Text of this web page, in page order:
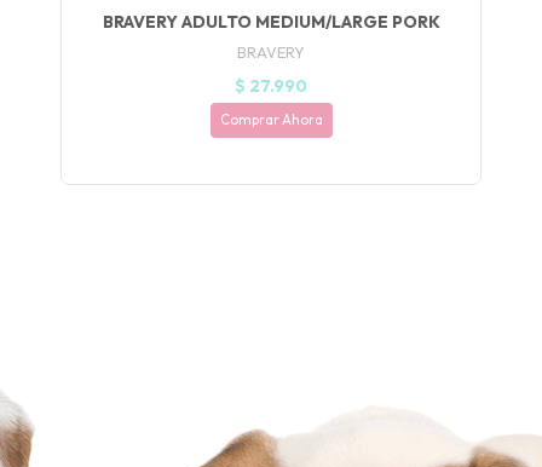
JUGAR
BRAVERY ADULTO MEDIUM/LARGE PORK
BRAVERY
$ 27.990
Comprar Ahora